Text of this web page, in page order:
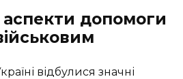
аспекти допомоги
відбулися значні